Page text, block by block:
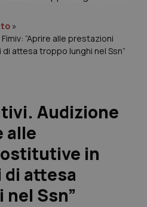
»
“Aprire alle prestazioni
attesa troppo lunghi nel Ssn”
Audizione
alle
in
di attesa
Ssn”